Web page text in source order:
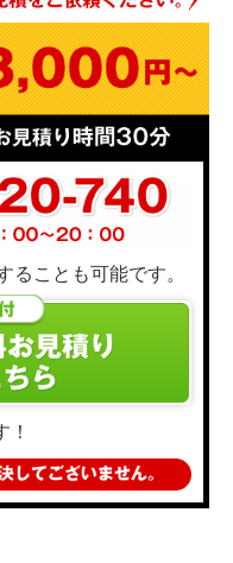
ることも可能です。